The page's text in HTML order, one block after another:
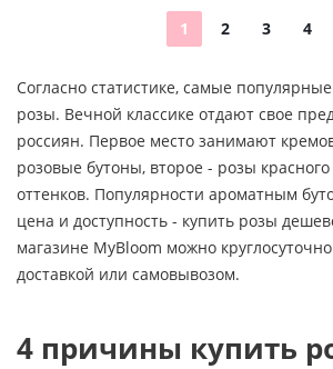
1 2 3 4
Согласно статистике, самые
розы. Вечной классике отдают свое
россиян. Первое место занимают
розовые бутоны, второе - розы
оттенков. Популярности ароматным
цена и доступность - купить розы
магазине MyBloom можно
доставкой или самовывозом.
4 причины купить